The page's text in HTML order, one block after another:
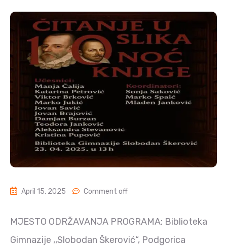
April 15, 2025 Comment off
MJESTO ODRŽAVANJA PROGRAMA: Biblioteka
Gimnazije ,,Slobodan Škerović“, Podgorica